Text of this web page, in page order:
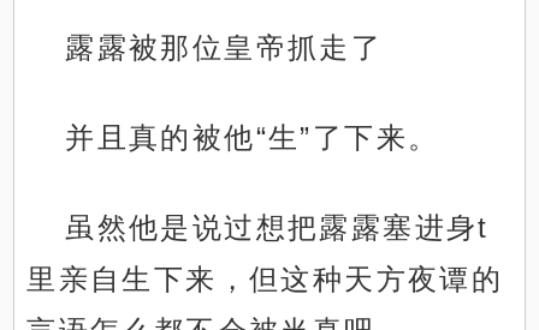
露露被那位皇帝抓走了
并且真的被他“生”了下来。
虽然他是说过想把露露塞进身t
里亲自生下来，但这种天方夜谭的